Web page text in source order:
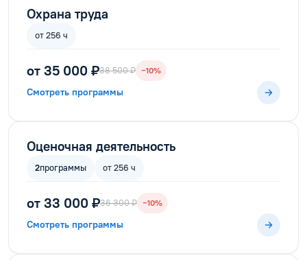
Охрана труда
от 256 ч
от 35 000 ₽38 500 ₽ −10%
Смотреть программы
Оценочная деятельность
2программы от 256 ч
от 33 000 ₽36 300 ₽ −10%
Смотреть программы